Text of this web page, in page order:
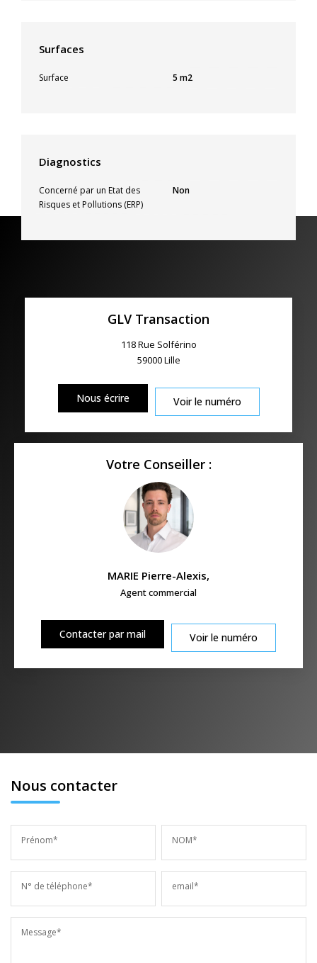
Surfaces
Surface 5 m2
Diagnostics
Concerné par un Etat des
Risques et Pollutions (ERP)
Non
GLV Transaction
118 Rue Solférino
59000Lille
Nous écrire Voir le numéro
Votre Conseiller :
MARIE Pierre-Alexis,
Agent commercial
Contacter par mail Voir le numéro
Nous contacter
Prénom* NOM*
N° de téléphone* email*
Message*